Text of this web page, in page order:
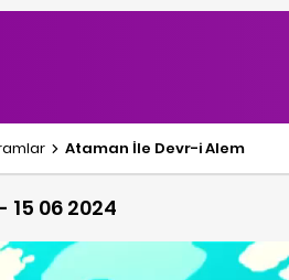
Ataman İle Devr-i Alem
06 2024